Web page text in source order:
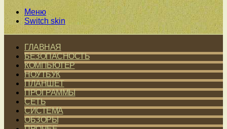
Меню
Switch skin
ГЛАВНАЯ
БЕЗОПАСНОСТЬ
КОМПЬЮТЕР
НОУТБУК
ПЛАНШЕТ
ПРОГРАММЫ
СЕТЬ
СИСТЕМА
ОБЗОРЫ